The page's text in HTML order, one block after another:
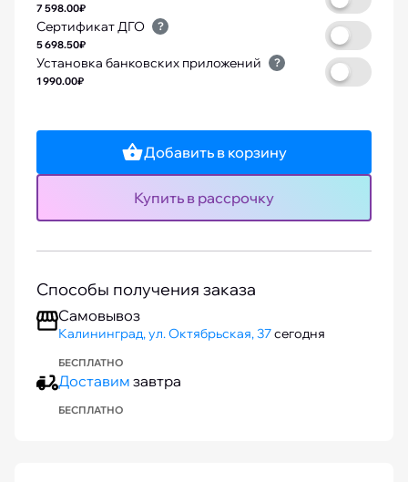
7 598.00₽
Сертификат ДГО ?
5 698.50₽
Установка банковских приложений ?
1 990.00₽
Добавить в корзину
Купить в рассрочку
Способы получения заказа
Самовывоз
Калининград, ул. Октябрьская, 37сегодня
БЕСПЛАТНО
Доставим завтра
БЕСПЛАТНО